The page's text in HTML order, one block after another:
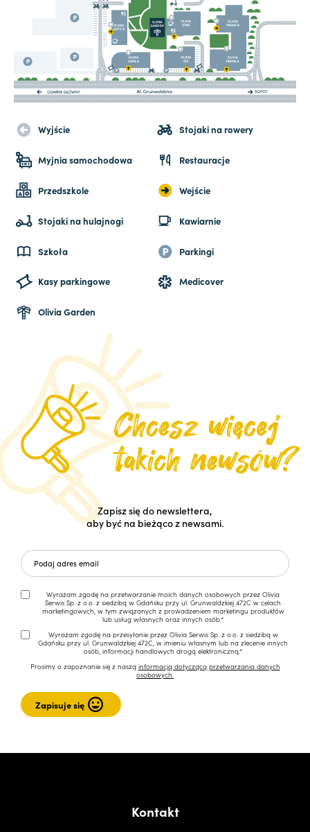
Wyjście Stojaki na rowery
Myjnia samochodowa Restauracje
Przedszkole Wejście
Stojaki na hulajnogi Kawiarnie
Szkoła Parkingi
Kasy parkingowe Medicover
Olivia Garden
Zapisz się do newslettera,
aby być na bieżąco z newsami.
Wyrażam zgodę na przetwarzanie moich danych osobowych przez Olivia
Serwis Sp. z o.o. z siedzibą w Gdańsku przy ul. Grunwaldzkiej 472C w celach
marketingowych, w tym związanych z prowadzeniem marketingu produktów
lub usług własnych oraz innych osób.*
Wyrażam zgodę na przesyłanie przez Olivia Serwis Sp. z o.o. z siedzibą w
Gdańsku przy ul. Grunwaldzkiej 472C, w imieniu własnym lub na zlecenie innych
osób, informacji handlowych drogą elektroniczną.*
Prosimy o zapoznanie się z naszą informacją dotyczącą przetwarzania danych
osobowych.
Kontakt